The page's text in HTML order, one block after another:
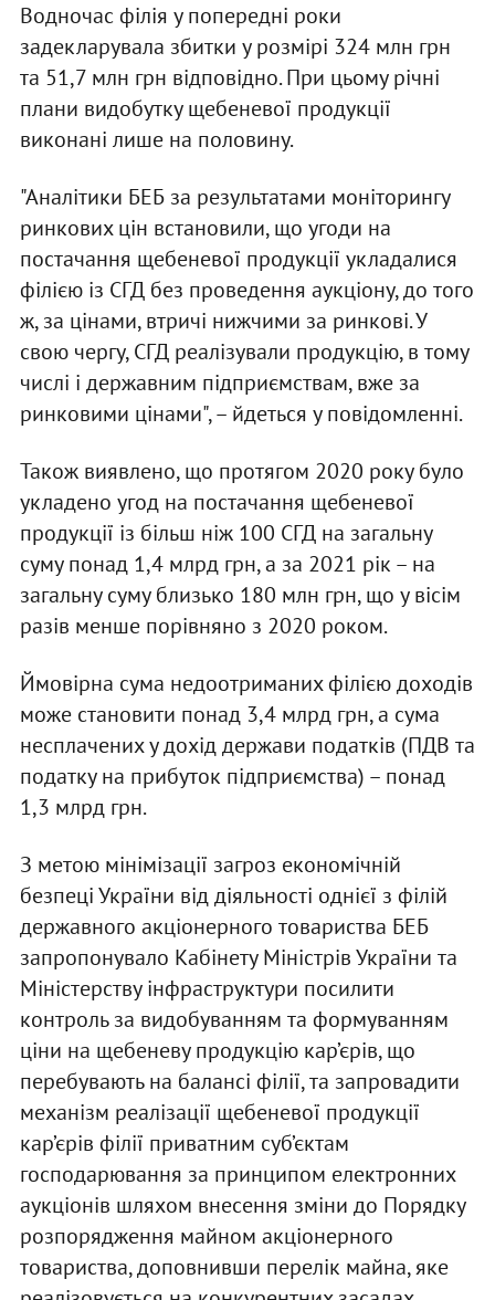
Водночас філія у попередні роки
задекларувала збитки у розмірі 324 млн грн
та 51,7 млн грн відповідно. При цьому річні
плани видобутку щебеневої продукції
виконані лише на половину.
"Аналітики БЕБ за результатами моніторингу
ринкових цін встановили, що угоди на
постачання щебеневої продукції укладалися
філією із СГД без проведення аукціону, до того
ж, за цінами, втричі нижчими за ринкові. У
свою чергу, СГД реалізували продукцію, в тому
числі і державним підприємствам, вже за
ринковими цінами", – йдеться у повідомленні.
Також виявлено, що протягом 2020 року було
укладено угод на постачання щебеневої
продукції із більш ніж 100 СГД на загальну
суму понад 1,4 млрд грн, а за 2021 рік – на
загальну суму близько 180 млн грн, що у вісім
разів менше порівняно з 2020 роком.
Ймовірна сума недоотриманих філією доходів
може становити понад 3,4 млрд грн, а сума
несплачених у дохід держави податків (ПДВ та
податку на прибуток підприємства) – понад
1,3 млрд грн.
З метою мінімізації загроз економічній
безпеці України від діяльності однієї з філій
державного акціонерного товариства БЕБ
запропонувало Кабінету Міністрів України та
Міністерству інфраструктури посилити
контроль за видобуванням та формуванням
ціни на щебеневу продукцію кар’єрів, що
перебувають на балансі філії, та запровадити
механізм реалізації щебеневої продукції
кар’єрів філії приватним суб’єктам
господарювання за принципом електронних
аукціонів шляхом внесення зміни до Порядку
розпорядження майном акціонерного
товариства, доповнивши перелік майна, яке